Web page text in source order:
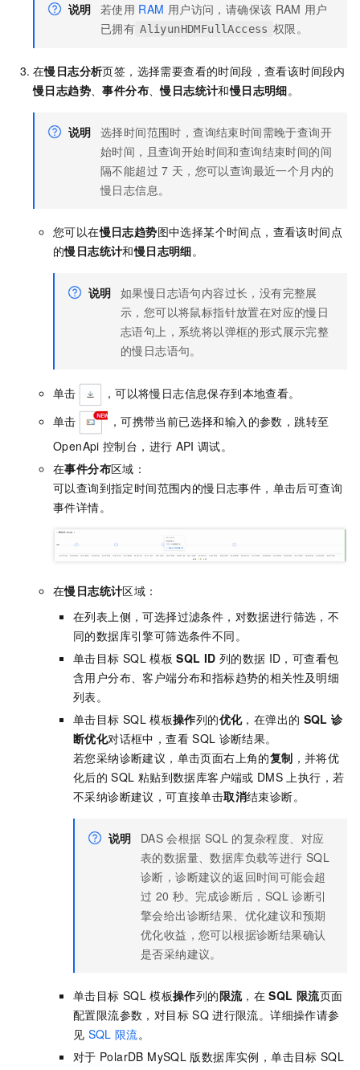
说明 若使用 RAM 用户访问，请确保该 RAM 用户
已拥有 AliyunHDMFullAccess 权限。
在慢日志分析页签，选择需要查看的时间段，查看该时间段内
慢日志趋势、事件分布、慢日志统计和慢日志明细。
说明 选择时间范围时，查询结束时间需晚于查询开
始时间，且查询开始时间和查询结束时间的间
隔不能超过 7 天，您可以查询最近一个月内的
慢日志信息。
您可以在慢日志趋势图中选择某个时间点，查看该时间点
的慢日志统计和慢日志明细。
说明 如果慢日志语句内容过长，没有完整展
示，您可以将鼠标指针放置在对应的慢日
志语句上，系统将以弹框的形式展示完整
的慢日志语句。
单击
，可以将慢日志信息保存到本地查看。
单击
，可携带当前已选择和输入的参数，跳转至
OpenApi 控制台，进行 API 调试。
在事件分布区域：
可以查询到指定时间范围内的慢日志事件，单击后可查询
事件详情。
在慢日志统计区域：
在列表上侧，可选择过滤条件，对数据进行筛选，不
同的数据库引擎可筛选条件不同。
单击目标 SQL 模板 SQL ID 列的数据 ID，可查看包
含用户分布、客户端分布和指标趋势的相关性及明细
列表。
单击目标 SQL 模板操作列的优化，在弹出的 SQL 诊
断优化对话框中，查看 SQL 诊断结果。
若您采纳诊断建议，单击页面右上角的复制 ，并将优
化后的 SQL 粘贴到数据库客户端或 DMS 上执行，若
不采纳诊断建议，可直接单击取消结束诊断。
说明 DAS 会根据 SQL 的复杂程度、对应
表的数据量、数据库负载等进行 SQL
诊断，诊断建议的返回时间可能会超
过 20 秒。完成诊断后，SQL 诊断引
擎会给出诊断结果、优化建议和预期
优化收益，您可以根据诊断结果确认
是否采纳建议。
单击目标 SQL 模板操作列的限流，在 SQL 限流页面
配置限流参数，对目标 SQ 进行限流。详细操作请参
见 SQL 限流。
对于 PolarDB MySQL 版数据库实例，单击目标 SQL